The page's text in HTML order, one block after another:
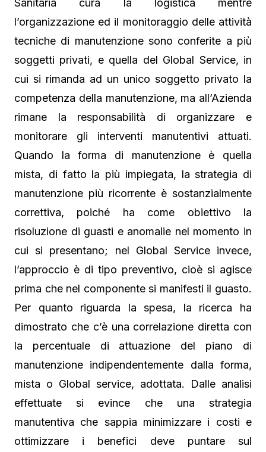
l’organizzazione ed il monitoraggio delle attività
tecniche di manutenzione sono conferite a più
soggetti privati, e quella del Global Service, in
cui si rimanda ad un unico soggetto privato la
competenza della manutenzione, ma all’Azienda
rimane la responsabilità di organizzare e
monitorare gli interventi manutentivi attuati.
Quando la forma di manutenzione è quella
mista, di fatto la più impiegata, la strategia di
manutenzione più ricorrente è sostanzialmente
correttiva, poiché ha come obiettivo la
risoluzione di guasti e anomalie nel momento in
cui si presentano; nel Global Service invece,
l’approccio è di tipo preventivo, cioè si agisce
prima che nel componente si manifesti il guasto.
Per quanto riguarda la spesa, la ricerca ha
dimostrato che c’è una correlazione diretta con
la percentuale di attuazione del piano di
manutenzione indipendentemente dalla forma,
mista o Global service, adottata. Dalle analisi
effettuate si evince che una strategia
manutentiva che sappia minimizzare i costi e
ottimizzare i benefici deve puntare sul